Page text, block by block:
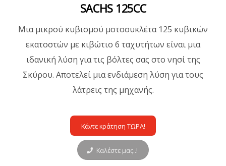
SACHS 125CC
Μια μικρού κυβισμού μοτοσυκλέτα 125 κυβικών
εκατοστών με κιβώτιο 6 ταχυτήτων είναι μια
ιδανική λύση για τις βόλτες σας στο νησί της
Σκύρου. Αποτελεί μια ενδιάμεση λύση για τους
λάτρεις της μηχανής.
Κάντε κράτηση ΤΩΡΑ!
Καλέστε μας..!